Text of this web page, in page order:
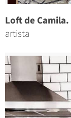
Loft de Camila.
artista